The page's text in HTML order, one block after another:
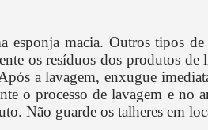
esponja macia. Outros
os resíduos dos produtos
a lavagem, enxugue
o processo de lavagem e no
Não guarde os talheres em